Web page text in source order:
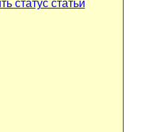
статус статьи